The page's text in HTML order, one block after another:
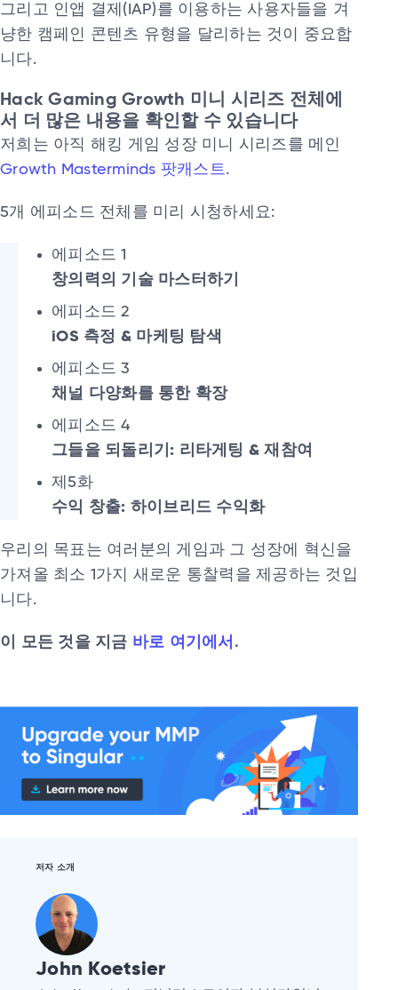
그리고 인앱 결제(IAP)를 이용하는 사용자들을 겨
냥한 캠페인 콘텐츠 유형을 달리하는 것이 중요합
니다.
Hack Gaming Growth 미니 시리즈 전체에
서 더 많은 내용을 확인할 수 있습니다
저희는 아직 해킹 게임 성장 미니 시리즈를 메인
Growth Masterminds 팟캐스트.
5개 에피소드 전체를 미리 시청하세요:
에피소드 1
창의력의 기술 마스터하기
에피소드 2
iOS 측정 & 마케팅 탐색
에피소드 3
채널 다양화를 통한 확장
에피소드 4
그들을 되돌리기: 리타게팅 & 재참여
제5화
수익 창출: 하이브리드 수익화
우리의 목표는 여러분의 게임과 그 성장에 혁신을
가져올 최소 1가지 새로운 통찰력을 제공하는 것입
니다.
이 모든 것을 지금 바로 여기에서 .
저자 소개
John Koetsier